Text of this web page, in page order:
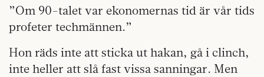
”Om 90-talet var ekonomernas tid är vår tids
profeter tech­männen.”
Hon räds inte att sticka ut hakan, gå i clinch,
inte heller att slå fast vissa sanningar. Men